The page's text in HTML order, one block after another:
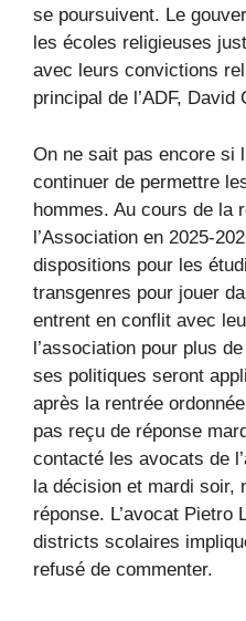
se poursuivent. Le
les écoles religieuses
avec leurs convictions
principal de l’ADF, David
On ne sait pas encore si
continuer de permettre
hommes. Au cours de la
l’Association en 2025-
dispositions pour les
transgenres pour jouer
entrent en conflit avec
l’association pour plus
ses politiques seront
après la rentrée
pas reçu de réponse
contacté les avocats de
la décision et mardi soir,
réponse. L’avocat Pietro
districts scolaires
refusé de commenter.